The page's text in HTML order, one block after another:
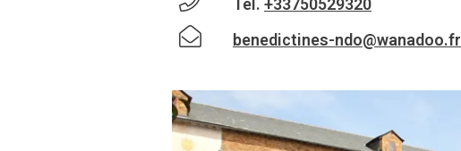
Tel. +33750529320
benedictines-ndo@wanadoo.fr